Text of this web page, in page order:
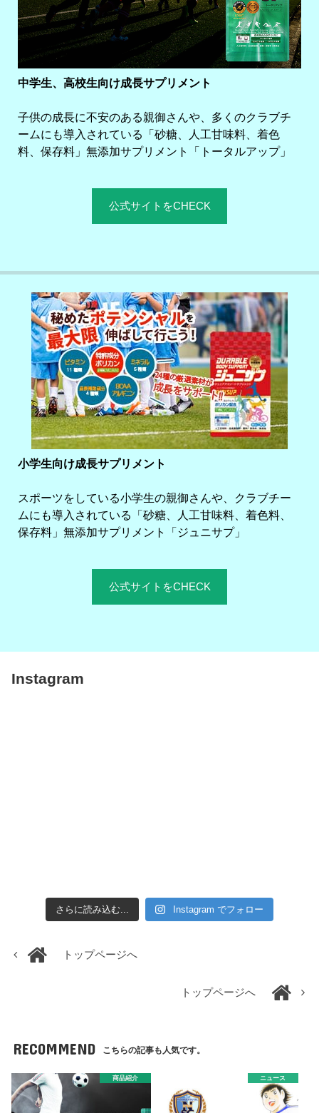
中学生、高校生向け成長サプリメント
子供の成長に不安のある親御さんや、多くのクラブチ
ームにも導入されている「砂糖、人工甘味料、着色
料、保存料」無添加サプリメント「トータルアップ」
公式サイトをCHECK
小学生向け成長サプリメント
スポーツをしている小学生の親御さんや、クラブチー
ムにも導入されている「砂糖、人工甘味料、着色料、
保存料」無添加サプリメント「ジュニサプ」
公式サイトをCHECK
Instagram
さらに読み込む... Instagram でフォロー
トップページへ
トップページへ
RECOMMEND こちらの記事も人気です。
商品紹介 ニュース